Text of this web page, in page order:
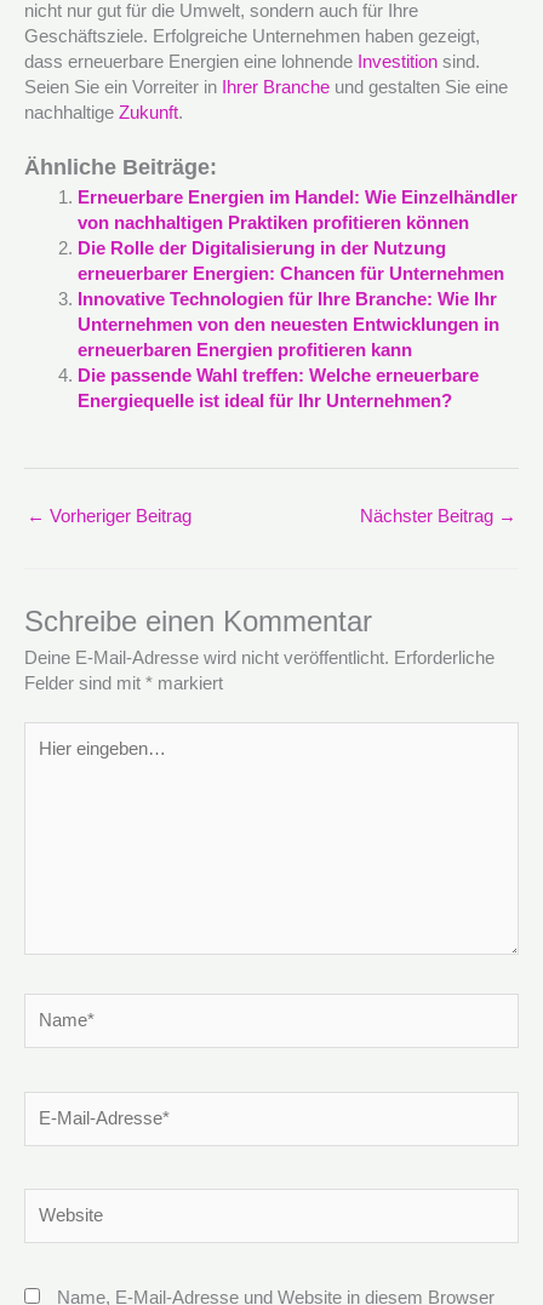
nicht nur gut für die Umwelt, sondern auch für Ihre
Geschäftsziele. Erfolgreiche Unternehmen haben gezeigt,
dass erneuerbare Energien eine lohnende Investition sind.
Seien Sie ein Vorreiter in
Ihrer Branche und gestalten Sie eine
nachhaltige Zukunft.
Ähnliche Beiträge:
Erneuerbare Energien im Handel: Wie Einzelhändler
von nachhaltigen Praktiken profitieren können
Die Rolle der Digitalisierung in der Nutzung
erneuerbarer Energien: Chancen für Unternehmen
Innovative Technologien für Ihre Branche: Wie Ihr
Unternehmen von den neuesten Entwicklungen in
erneuerbaren Energien profitieren kann
Die passende Wahl treffen: Welche erneuerbare
Energiequelle ist ideal für Ihr Unternehmen?
← Vorheriger Beitrag Nächster Beitrag →
Schreibe einen Kommentar
Deine E-Mail-Adresse wird nicht veröffentlicht. Erforderliche
Felder sind mit * markiert
eingeben…
Mail-
Name, E-Mail-Adresse und Website in diesem Browser